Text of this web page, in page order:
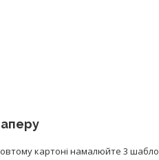
картоні намалюйте 3